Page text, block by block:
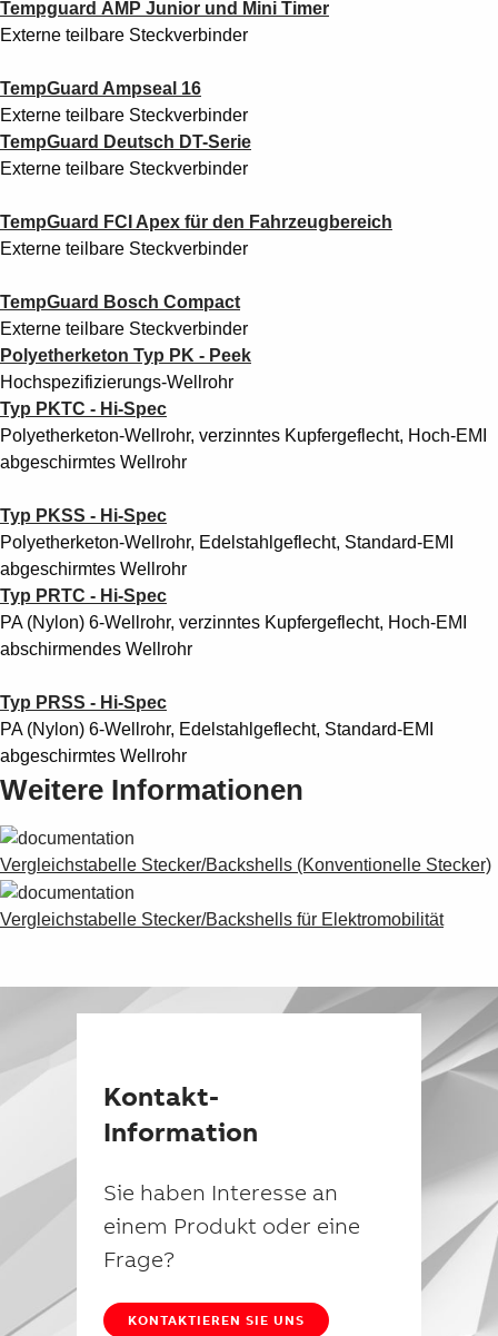
Tempguard AMP Junior und Mini Timer
Externe teilbare Steckverbinder
TempGuard Ampseal 16
Externe teilbare Steckverbinder
TempGuard Deutsch DT-Serie
Externe teilbare Steckverbinder
TempGuard FCI Apex für den Fahrzeugbereich
Externe teilbare Steckverbinder
TempGuard Bosch Compact
Externe teilbare Steckverbinder
Polyetherketon Typ PK - Peek
Hochspezifizierungs-Wellrohr
Typ PKTC - Hi-Spec
Polyetherketon-Wellrohr, verzinntes Kupfergeflecht, Hoch-EMI
abgeschirmtes Wellrohr
Typ PKSS - Hi-Spec
Polyetherketon-Wellrohr, Edelstahlgeflecht, Standard-EMI
abgeschirmtes Wellrohr
Typ PRTC - Hi-Spec
PA (Nylon) 6-Wellrohr, verzinntes Kupfergeflecht, Hoch-EMI
abschirmendes Wellrohr
Typ PRSS - Hi-Spec
PA (Nylon) 6-Wellrohr, Edelstahlgeflecht, Standard-EMI
abgeschirmtes Wellrohr
Weitere Informationen
Vergleichstabelle Stecker/Backshells (Konventionelle Stecker)
Vergleichstabelle Stecker/Backshells für Elektromobilität
Kontakt-
Information
Sie haben Interesse an
einem Produkt oder eine
Frage?
KONTAKTIEREN SIE UNS